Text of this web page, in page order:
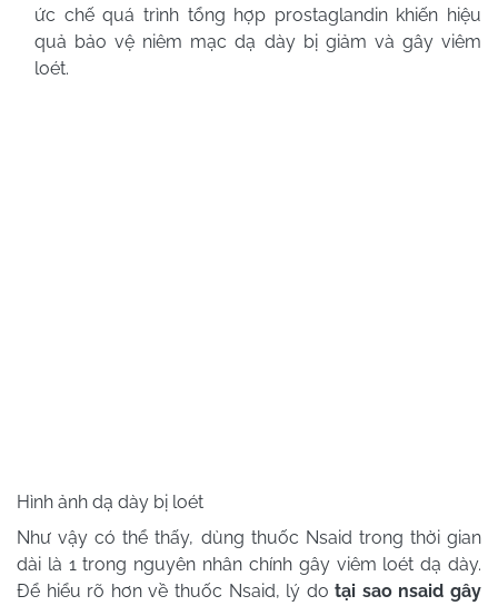
ức chế quá trình tổng hợp prostaglandin khiến hiệu
quả bảo vệ niêm mạc dạ dày bị giảm và gây viêm
loét.
Hình ảnh dạ dày bị loét
Như vậy có thể thấy, dùng thuốc Nsaid trong thời gian
dài là 1 trong nguyên nhân chính gây viêm loét dạ dày.
Để hiểu rõ hơn về thuốc Nsaid, lý dotại sao nsaid gây